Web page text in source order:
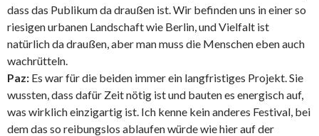
dass das Publikum da draußen ist. Wir befinden uns in einer so
riesigen urbanen Landschaft wie Berlin, und Vielfalt ist
natürlich da draußen, aber man muss die Menschen eben auch
wachrütteln.
Paz: Es war für die beiden immer ein langfristiges Projekt. Sie
wussten, dass dafür Zeit nötig ist und bauten es energisch auf,
was wirklich einzigartig ist. Ich kenne kein anderes Festival, bei
dem das so reibungslos ablaufen würde wie hier auf der